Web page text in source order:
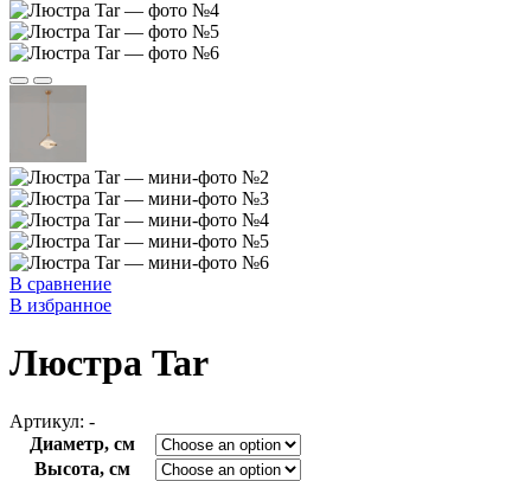
В сравнение
В избранное
Люстра Tar
Артикул: -
Диаметр, см
Высота, см